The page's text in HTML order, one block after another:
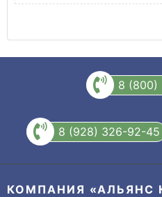
8 (800)
8 (928) 326-92-45
КОМПАНИЯ «АЛЬЯНС